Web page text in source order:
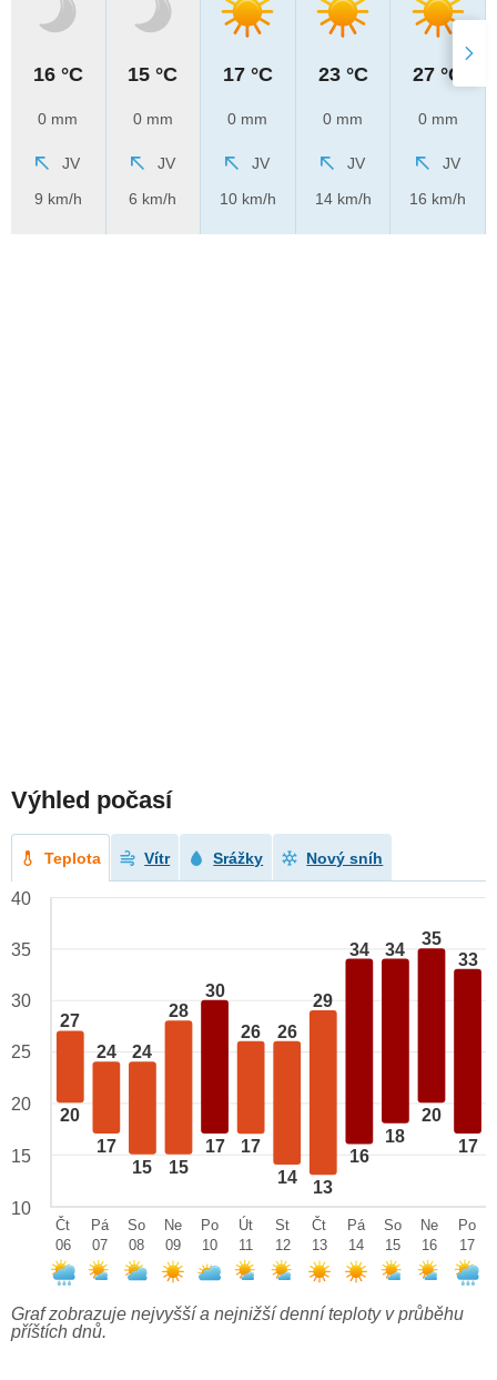
16 °C
0 mm
JV
9 km/h
15 °C
0 mm
JV
6 km/h
17 °C
0 mm
JV
10 km/h
23 °C
0 mm
JV
14 km/h
27 °C
0 mm
JV
16 km/h
Výhled počasí
Teplota Vítr Srážky Nový sníh
27
20
24
17
24
15
28
15
30
17
26
17
26
14
29
13
34
16
34
18
35
20
33
17
40
35
30
25
20
15
10
Čt
06
Pá
07
So
08
Ne
09
Po
10
Út
11
St
12
Čt
13
Pá
14
So
15
Ne
16
Po
17
Graf zobrazuje nejvyšší a nejnižší denní teploty v průběhu
příštích dnů.